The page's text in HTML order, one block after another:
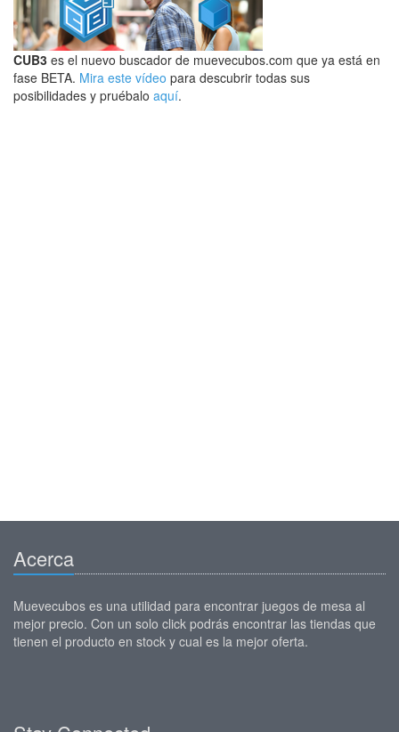
CUB3 es el nuevo buscador de muevecubos.com que ya está en
fase BETA. Mira este vídeo para descubrir todas sus
posibilidades y pruébalo aquí.
Acerca
Muevecubos es una utilidad para encontrar juegos de mesa al
mejor precio. Con un solo click podrás encontrar las tiendas que
tienen el producto en stock y cual es la mejor oferta.